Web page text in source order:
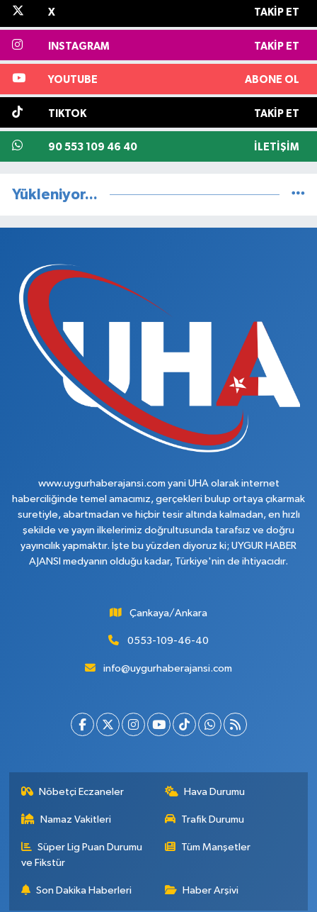
X TAKIP ET
INSTAGRAM TAKIP ET
YOUTUBE ABONE OL
TIKTOK TAKIP ET
90 553 109 46 40 İLETIŞIM
Yükleniyor...
www.uygurhaberajansi.com yani UHA olarak internet
haberciliğinde temel amacımız, gerçekleri bulup ortaya çıkarmak
suretiyle, abartmadan ve hiçbir tesir altında kalmadan, en hızlı
şekilde ve yayın ilkelerimiz doğrultusunda tarafsız ve doğru
yayıncılık yapmaktır. İşte bu yüzden diyoruz ki; UYGUR HABER
AJANSI medyanın olduğu kadar, Türkiye'nin de ihtiyacıdır.
Çankaya/Ankara
0553-109-46-40
info@uygurhaberajansi.com
Nöbetçi Eczaneler Hava Durumu
Namaz Vakitleri Trafik Durumu
Süper Lig Puan Durumu
ve Fikstür
Tüm Manşetler
Son Dakika Haberleri Haber Arşivi